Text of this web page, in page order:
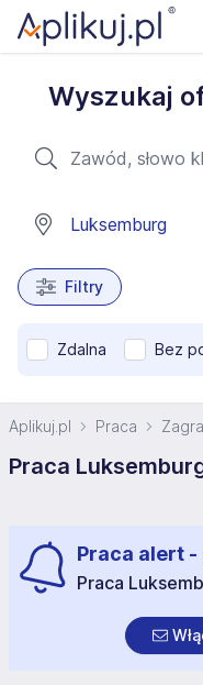
Wyszukaj
Filtry
Zdalna Bez
Aplikuj.pl Praca
Praca
Praca alert
Praca